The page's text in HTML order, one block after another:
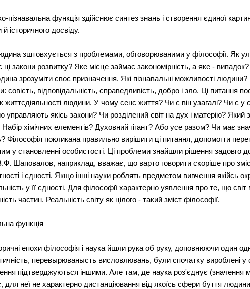
пізнавальна функція здійснює синтез знань і створення єдиної
й історичного досвіду.
зштовхується з проблемами, обговорюваними у філософії. Як
ці закони розвитку? Яке місце займає закономірність, а яке -
зрозуміти своє призначення. Які пізнавальні можливості людини?
совість, відповідальність, справедливість, добро і зло. Ці питання
життєдіяльності людини. У чому сенс життя? Чи є він узагалі? Чи є у
управляють якісь закони? Чи розділений світ на дух і матерію? Який
хімічних елементів? Духовний гігант? Або усе разом? Чи має
Філософія покликана правильно вирішити ці питання, допомогти
у становленні особистості. Ці проблеми знайшли рішення задовго
Шаповалов, наприклад, вважає, що варто говорити скоріше про
і єдності. Якщо інші науки роблять предметом вивчення якійсь
у її єдності. Для філософії характерно уявлення про те, що
частин. Реальність світу як цілого - такий зміст філософії.
функція
епохи філософія і наука йшли рука об руку, доповнюючи один
перевырюванысть висловлювань, були спочатку вироблені у
підтверджуються іншими. Але там, де наука роз'єднує (значення
для неї не характерно дистанціювання від якоїсь сфери буття